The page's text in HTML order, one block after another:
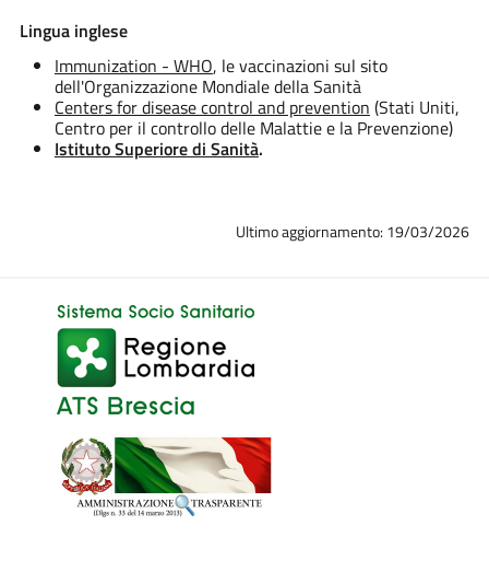
Lingua inglese
Immunization - WHO, le vaccinazioni sul sito
dell'Organizzazione Mondiale della Sanità
Centers for disease control and prevention (Stati Uniti,
Centro per il controllo delle Malattie e la Prevenzione)
Istituto Superiore di Sanità.
Ultimo aggiornamento: 19/03/2026